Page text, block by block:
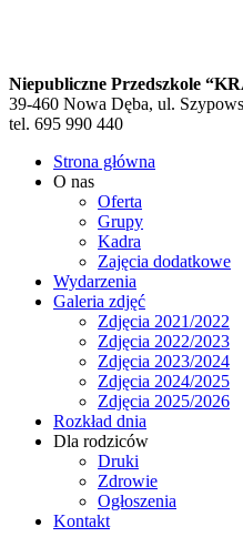
Niepubliczne Przedszkole
39-460 Nowa Dęba, ul.
tel. 695 990 440
Strona główna
O nas
Oferta
Grupy
Kadra
Zajęcia dodatkowe
Wydarzenia
Galeria zdjęć
Zdjęcia 2021/2022
Zdjęcia 2022/2023
Zdjęcia 2023/2024
Zdjęcia 2024/2025
Zdjęcia 2025/2026
Rozkład dnia
Dla rodziców
Druki
Zdrowie
Ogłoszenia
Kontakt